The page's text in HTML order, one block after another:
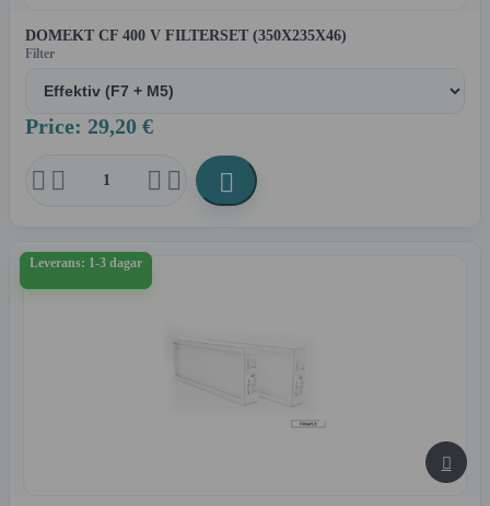
DOMEKT CF 400 V FILTERSET (350X235X46)
Filter
Price: 29,20 €
    
Leverans: 1-3 dagar
